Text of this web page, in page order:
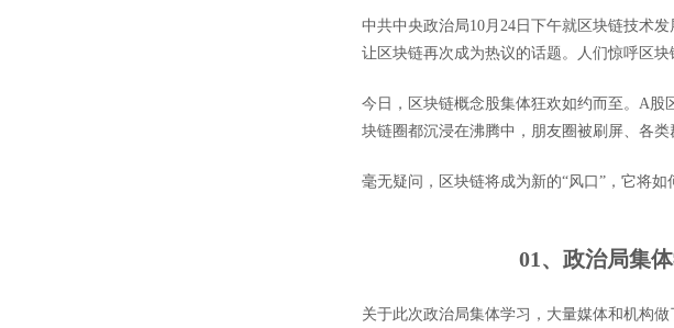
中共中央政治局10月24日下午就区块链技术
让区块链再次成为热议的话题。人们惊呼区块
今日，区块链概念股集体狂欢如约而至。A股
块链圈都沉浸在沸腾中，朋友圈被刷屏、各类
毫无疑问，区块链将成为新的“风口”，它将
01、 政治局集
关于此次政治局集体学习，大量媒体和机构做